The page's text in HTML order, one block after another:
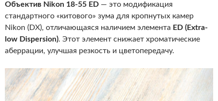
Объектив Nikon 18-55 ED — это модификация
стандартного «китового» зума для кропнутых камер
Nikon (DX), отличающаяся наличием элемента ED (Extra-
low Dispersion). Этот элемент снижает хроматические
аберрации, улучшая резкость и цветопередачу.